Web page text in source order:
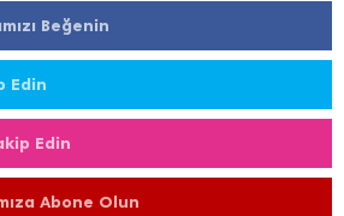
Beğenin
Edin
Edin
Abone Olun